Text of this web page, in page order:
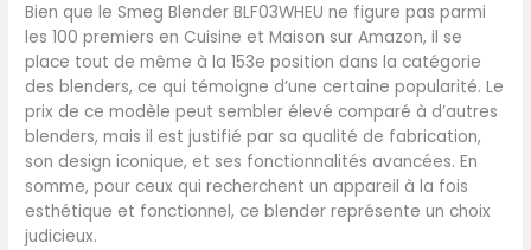
Bien que le Smeg Blender BLF03WHEU ne figure pas parmi
les 100 premiers en Cuisine et Maison sur Amazon, il se
place tout de même à la 153e position dans la catégorie
des blenders, ce qui témoigne d’une certaine popularité. Le
prix de ce modèle peut sembler élevé comparé à d’autres
blenders, mais il est justifié par sa qualité de fabrication,
son design iconique, et ses fonctionnalités avancées. En
somme, pour ceux qui recherchent un appareil à la fois
esthétique et fonctionnel, ce blender représente un choix
judicieux.